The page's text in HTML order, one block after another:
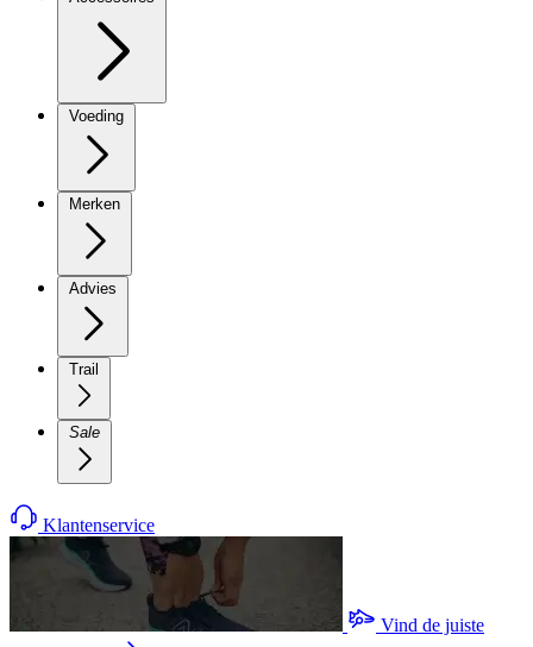
Voeding
Merken
Advies
Trail
Sale
Klantenservice
Vind de juiste